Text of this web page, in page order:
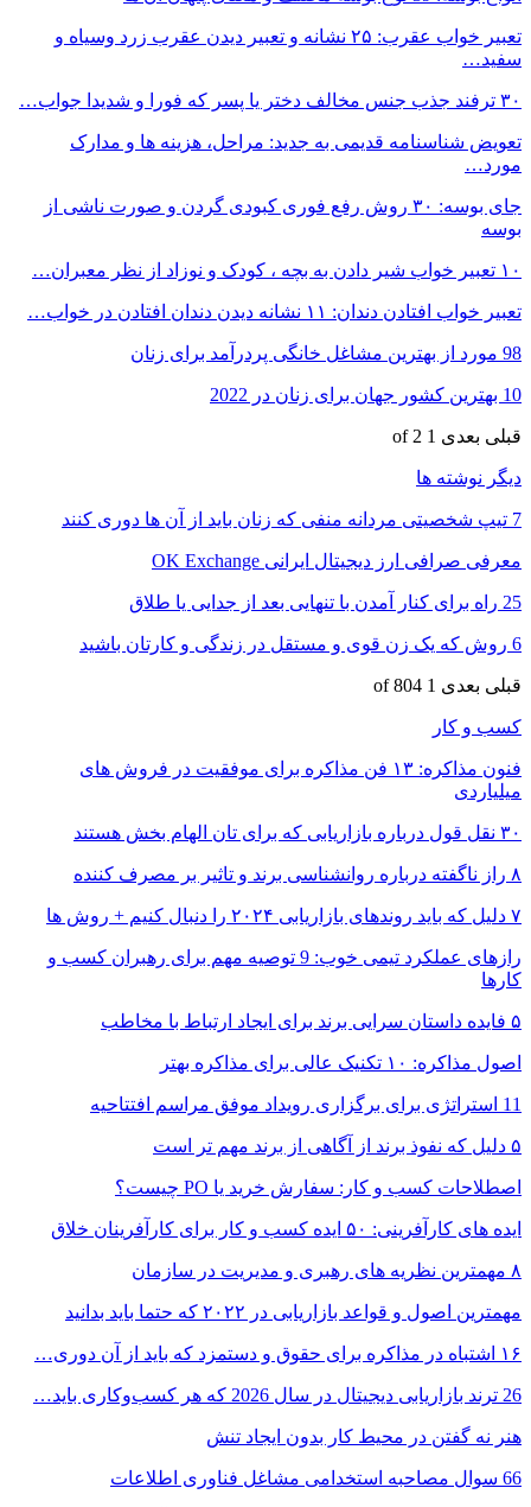
تعبیر خواب عقرب: ۲۵ نشانه و تعبیر دیدن عقرب زرد وسیاه و
سفید…
۳۰ ترفند جذب جنس مخالف دختر یا پسر که فورا و شدیدا جواب…
تعویض شناسنامه قدیمی به جدید: مراحل، هزینه ها و مدارک
مورد…
جای بوسه: ۳۰ روش رفع فوری کبودی گردن و صورت ناشی از
بوسه
۱۰ تعبیر خواب شیر دادن به بچه ، کودک و نوزاد از نظر معبران…
تعبیر خواب افتادن دندان: ۱۱ نشانه دیدن دندان افتادن در خواب…
98 مورد از بهترین مشاغل خانگی پردرآمد برای زنان
10 بهترین کشور جهان برای زنان در 2022
قبلی بعدی 1 of 2
دیگر نوشته ها
7 تیپ شخصیتی مردانه منفی که زنان باید از آن ها دوری کنند
معرفی صرافی ارز دیجیتال ایرانی OK Exchange
25 راه برای کنار آمدن با تنهایی بعد از جدایی یا طلاق
6 روش که یک زن قوی و مستقل در زندگی و کارتان باشید
قبلی بعدی 1 of 804
کسب و کار
فنون مذاکره: ۱۳ فن مذاکره برای موفقیت در فروش های
میلیاردی
۳۰ نقل قول درباره بازاریابی که برای تان الهام بخش هستند
۸ راز ناگفته درباره روانشناسی برند و تاثیر بر مصرف کننده
۷ دلیل که باید روندهای بازاریابی ۲۰۲۴ را دنبال کنیم + روش ها
رازهای عملکرد تیمی خوب: 9 توصیه مهم برای رهبران کسب و
کارها
۵ فایده داستان سرایی برند برای ایجاد ارتباط با مخاطب
اصول مذاکره: ۱۰ تکنیک عالی برای مذاکره بهتر
11 استراتژی برای برگزاری رویداد موفق مراسم افتتاحیه
۵ دلیل که نفوذ برند از آگاهی از برند مهم تر است
اصطلاحات کسب و کار: سفارش خرید یا PO چیست؟
ایده های کارآفرینی: ۵۰ ایده کسب و کار برای کارآفرینان خلاق
۸ مهمترین نظریه های رهبری و مدیریت در سازمان
مهمترین اصول و قواعد بازاریابی در ۲۰۲۲ که حتما باید بدانید
۱۶ اشتباه در مذاکره برای حقوق و دستمزد که باید از آن دوری…
26 ترند بازاریابی دیجیتال در سال 2026 که هر کسب‌وکاری باید…
هنر نه گفتن در محیط کار بدون ایجاد تنش
66 سوال مصاحبه استخدامی مشاغل فناوری اطلاعات